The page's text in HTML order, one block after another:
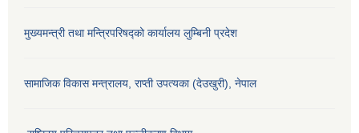
मुख्यमन्त्री तथा मन्त्रिपरिषद्को कार्यालय लुम्बिनी प्रदेश
सामाजिक विकास मन्‍‍त्रालय, राप्ती उपत्यका (देउखुरी), नेपाल